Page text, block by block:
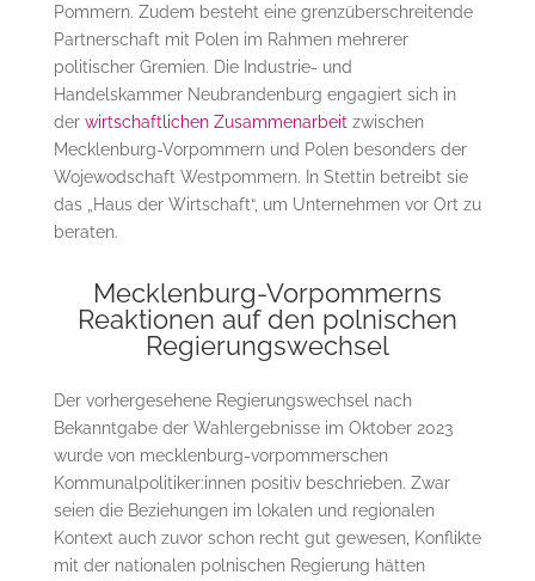
Pommern. Zudem besteht eine grenzüberschreitende
Partnerschaft mit Polen im Rahmen mehrerer
politischer Gremien. Die Industrie- und
Handelskammer Neubrandenburg engagiert sich in
der wirtschaftlichen Zusammenarbeit zwischen
Mecklenburg-Vorpommern und Polen besonders der
Wojewodschaft Westpommern. In Stettin betreibt sie
das „Haus der Wirtschaft“, um Unternehmen vor Ort zu
beraten.
Mecklenburg-Vorpommerns
Reaktionen auf den polnischen
Regierungswechsel
Der vorhergesehene Regierungswechsel nach
Bekanntgabe der Wahlergebnisse im Oktober 2023
wurde von mecklenburg-vorpommerschen
Kommunalpolitiker:innen positiv beschrieben. Zwar
seien die Beziehungen im lokalen und regionalen
Kontext auch zuvor schon recht gut gewesen, Konflikte
mit der nationalen polnischen Regierung hätten